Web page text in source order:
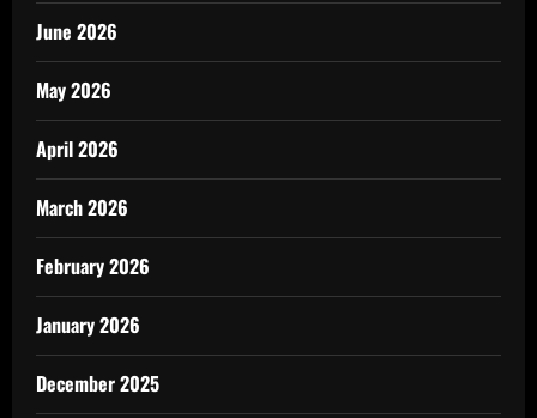
June 2026
May 2026
April 2026
March 2026
February 2026
January 2026
December 2025